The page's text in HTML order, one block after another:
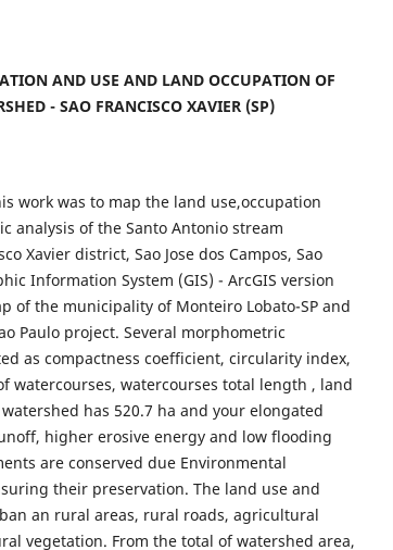
AND USE AND LAND OCCUPATION OF
- SAO FRANCISCO XAVIER (SP)
work was to map the land use,occupation
analysis of the Santo Antonio stream
Xavier district, Sao Jose dos Campos, Sao
Information System (GIS) - ArcGIS version
of the municipality of Monteiro Lobato-SP and
Paulo project. Several morphometric
as compactness coefficient, circularity index,
watercourses, watercourses total length , land
has 520.7 ha and your elongated
higher erosive energy and low flooding
are conserved due Environmental
their preservation. The land use and
an rural areas, rural roads, agricultural
vegetation. From the total of watershed area,